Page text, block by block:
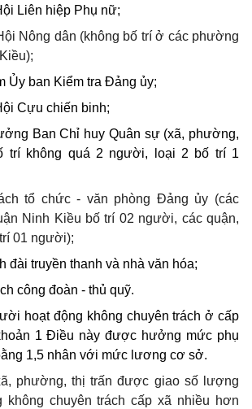
Liên hiệp Phụ nữ;
Nông dân (không bố trí ở các phường
Ủy ban Kiểm tra Đảng ủy;
Cựu chiến binh;
Ban Chỉ huy Quân sự(xã, phường,
trí không quá 2 người, loại 2 bố trí 1
tổ chức - văn phòng Đảng ủy (các
Ninh Kiều bố trí 02 người, các quận,
01 người);
đài truyền thanh và nhà văn hóa;
công đoàn - thủ quỹ.
hoạt động không chuyên trách ở cấp
1 Điều này được hưởng mức phụ
1,5 nhân với mức lương cơ sở.
phường, thị trấn được giao số lượng
không chuyên trách cấp xã nhiều hơn